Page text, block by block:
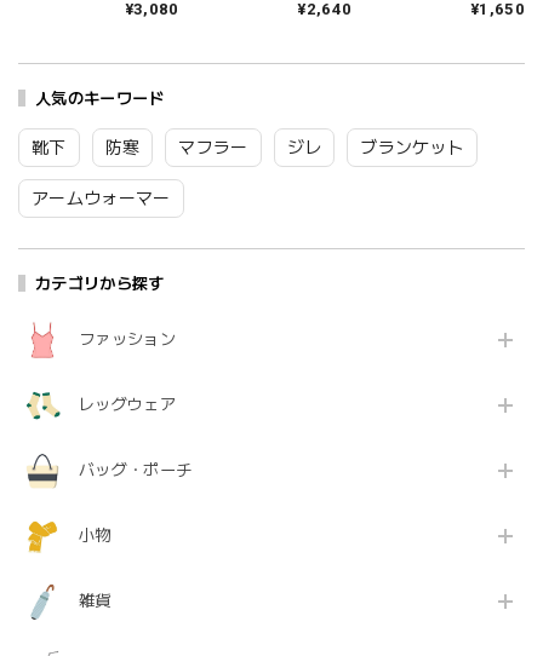
人気のキーワード
靴下 防寒 マフラー ジレ ブランケット
アームウォーマー
カテゴリから探す
ファッション
レッグウェア
バッグ・ポーチ
小物
雑貨
クス レディース おし
ト プレゼント レッド
25cm TR53SO040
Tr002
¥3,080
本製 国産 秋冬 おしゃ
Tr003
¥2,640
夏 ブランド 日本製 国
Fr088
¥1,650